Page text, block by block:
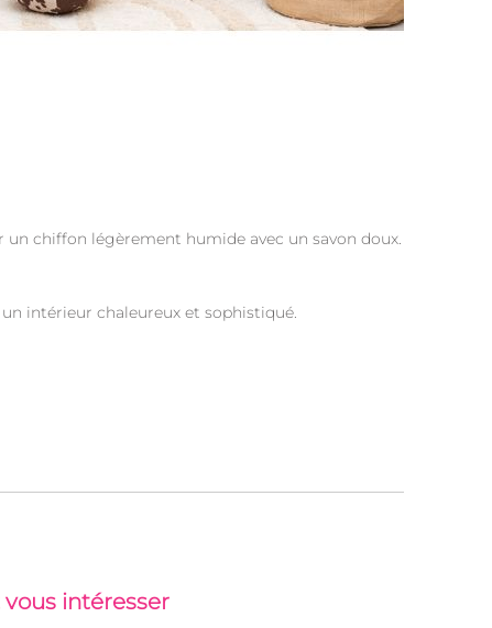
un chiffon légèrement humide avec un savon doux.
intérieur chaleureux et sophistiqué.
intéresser